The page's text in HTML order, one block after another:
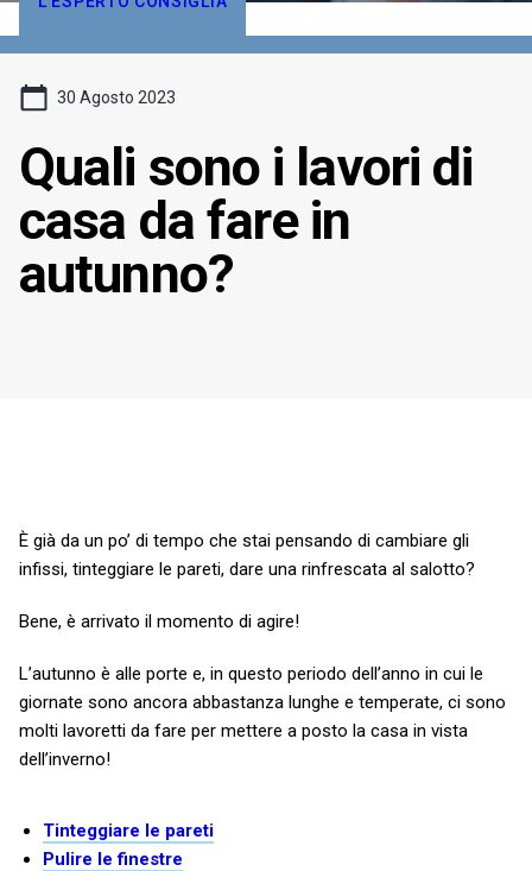
30 Agosto 2023
Quali sono i lavori di
casa da fare in
autunno?
È già da un po’ di tempo che stai pensando di cambiare gli
infissi, tinteggiare le pareti, dare una rinfrescata al salotto?
Bene, è arrivato il momento di agire!
L’autunno è alle porte e, in questo periodo dell’anno in cui le
giornate sono ancora abbastanza lunghe e temperate, ci sono
molti lavoretti da fare per mettere a posto la casa in vista
dell’inverno!
Tinteggiare le pareti
Pulire le finestre